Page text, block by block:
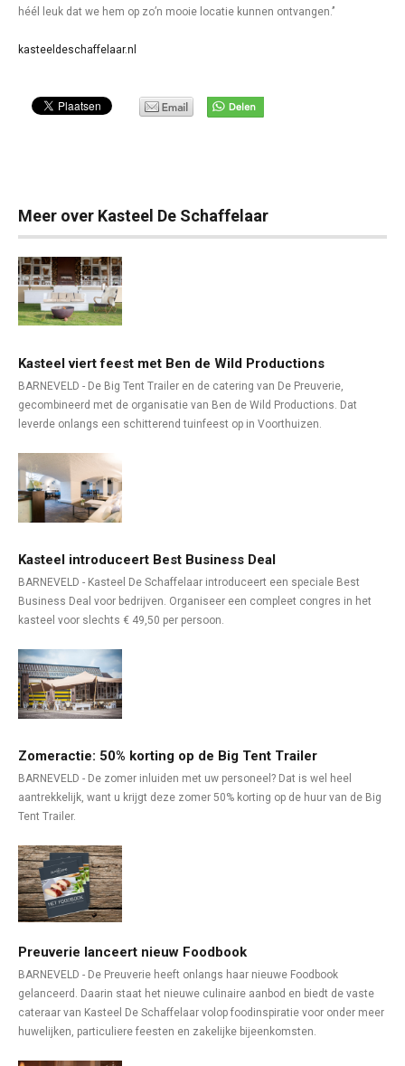
héél leuk dat we hem op zo’n mooie locatie kunnen ontvangen.’’
kasteeldeschaffelaar.nl
Meer over Kasteel De Schaffelaar
Kasteel viert feest met Ben de Wild Productions
BARNEVELD - De Big Tent Trailer en de catering van De Preuverie,
gecombineerd met de organisatie van Ben de Wild Productions. Dat
leverde onlangs een schitterend tuinfeest op in Voorthuizen.
Kasteel introduceert Best Business Deal
BARNEVELD - Kasteel De Schaffelaar introduceert een speciale Best
Business Deal voor bedrijven. Organiseer een compleet congres in het
kasteel voor slechts € 49,50 per persoon.
Zomeractie: 50% korting op de Big Tent Trailer
BARNEVELD - De zomer inluiden met uw personeel? Dat is wel heel
aantrekkelijk, want u krijgt deze zomer 50% korting op de huur van de Big
Tent Trailer.
Preuverie lanceert nieuw Foodbook
BARNEVELD - De Preuverie heeft onlangs haar nieuwe Foodbook
gelanceerd. Daarin staat het nieuwe culinaire aanbod en biedt de vaste
cateraar van Kasteel De Schaffelaar volop foodinspiratie voor onder meer
huwelijken, particuliere feesten en zakelijke bijeenkomsten.